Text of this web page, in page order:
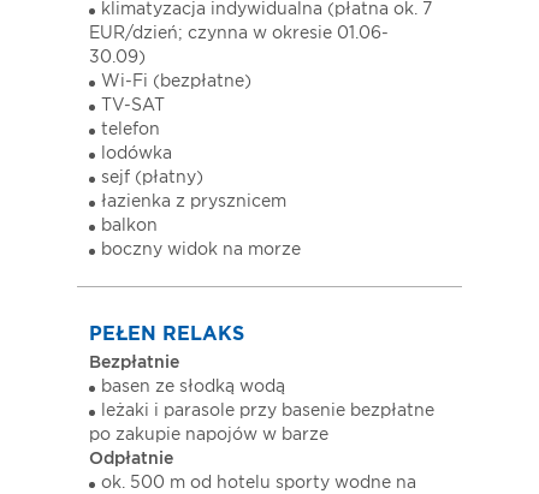
klimatyzacja indywidualna (płatna ok. 7
EUR/dzień; czynna w okresie 01.06-
30.09)
Wi-Fi (bezpłatne)
TV-SAT
telefon
lodówka
sejf (płatny)
łazienka z prysznicem
balkon
boczny widok na morze
PEŁEN RELAKS
Bezpłatnie
basen ze słodką wodą
leżaki i parasole przy basenie bezpłatne
po zakupie napojów w barze
Odpłatnie
ok. 500 m od hotelu sporty wodne na